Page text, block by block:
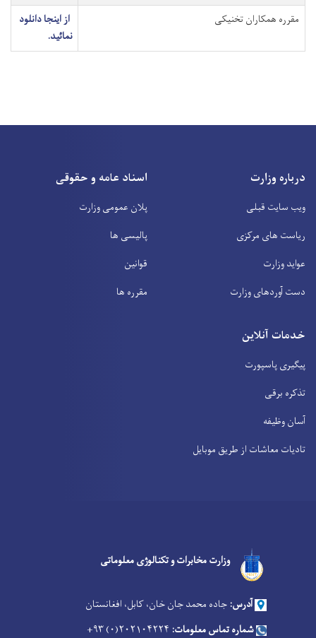
مقرره همکاران تخنیکی
از اینجا دانلود
نمائید.
درباره وزارت
ویب سایت قبلی
ریاست های مرکزی
عواید وزارت
دست آوردهای وزارت
اسناد عامه و حقوقی
پلان عمومی وزارت
پالیسی ها
قوانین
مقرره ها
خدمات آنلاین
پیگیری پاسپورت
تذکره برقی
آسان وظیفه
تادیات معاشات از طریق موبایل
وزارت مخابرات و تکنالوژی معلوماتی
آدرس: جاده محمد جان خان، کابل، افغانستان
شماره تماس معلومات: